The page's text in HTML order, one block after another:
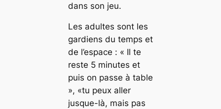
dans son jeu.
Les adultes sont les
gardiens du temps et
de l’espace : « Il te
reste 5 minutes et
puis on passe à table
», «tu peux aller
jusque-là, mais pas